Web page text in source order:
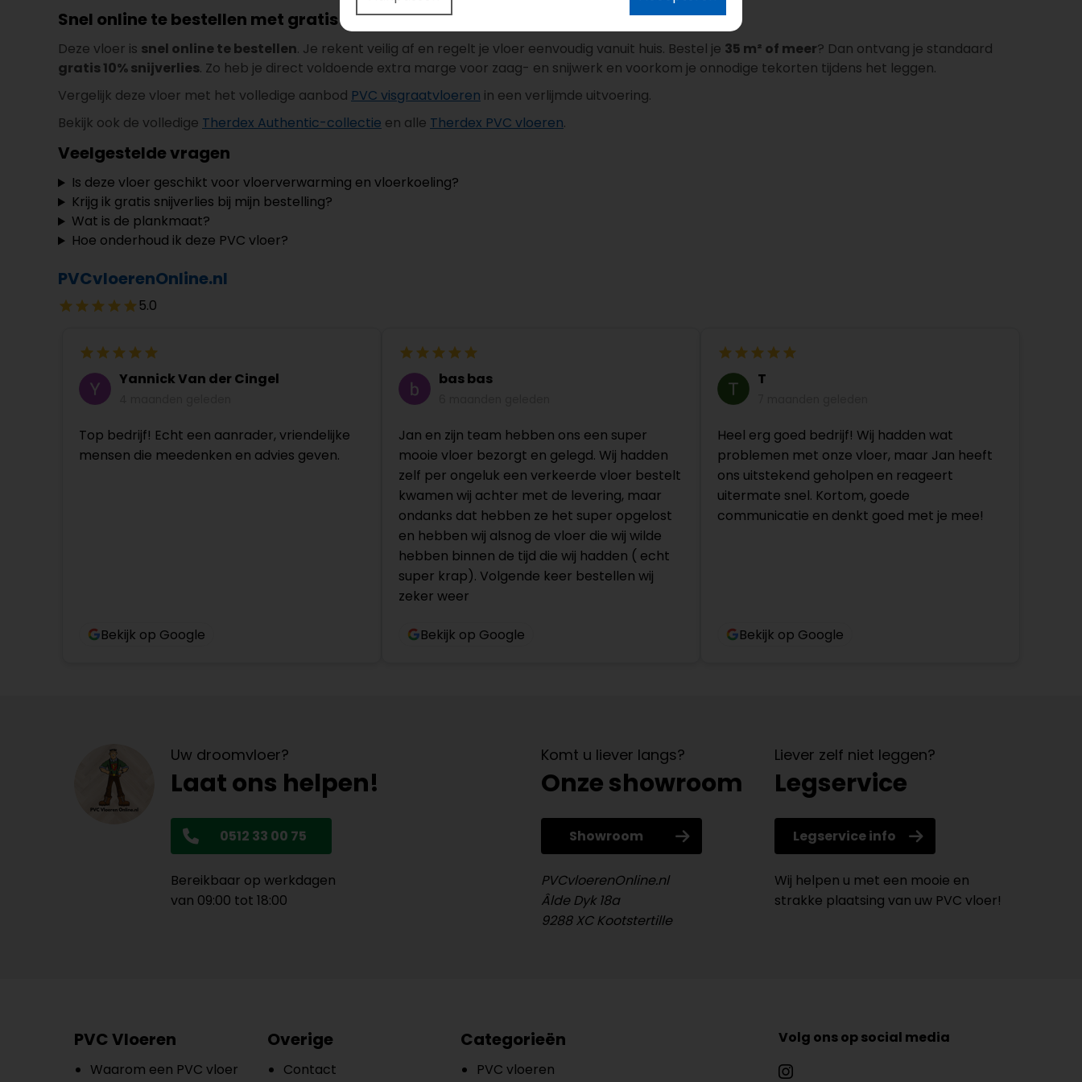
Snel online te bestellen met gratis snijverlies
Deze vloer is snel online te bestellen. Je rekent veilig af en regelt je vloer eenvoudig vanuit huis. Bestel je 35 m² of meer? Dan ontvang je standaard
gratis 10% snijverlies. Zo heb je direct voldoende extra marge voor zaag- en snijwerk en voorkom je onnodige tekorten tijdens het leggen.
Vergelijk deze vloer met het volledige aanbod PVC visgraatvloeren in een verlijmde uitvoering.
Bekijk ook de volledige Therdex Authentic-collectie en alle Therdex PVC vloeren.
Veelgestelde vragen
Is deze vloer geschikt voor vloerverwarming en vloerkoeling?
Krijg ik gratis snijverlies bij mijn bestelling?
Wat is de plankmaat?
Hoe onderhoud ik deze PVC vloer?
PVCvloerenOnline.nl
5.0
Yannick Van der Cingel
Top bedrijf! Echt een aanrader, vriendelijke
mensen die meedenken en advies geven.
Bekijk op Google
bas bas
Jan en zijn team hebben ons een super
mooie vloer bezorgt en gelegd. Wij hadden
zelf per ongeluk een verkeerde vloer bestelt
kwamen wij achter met de levering, maar
ondanks dat hebben ze het super opgelost
en hebben wij alsnog de vloer die wij wilde
hebben binnen de tijd die wij hadden ( echt
super krap). Volgende keer bestellen wij
zeker weer
Bekijk op Google
T
Heel erg goed bedrijf! Wij hadden wat
problemen met onze vloer, maar Jan heeft
ons uitstekend geholpen en reageert
uitermate snel. Kortom, goede
communicatie en denkt goed met je mee!
Bekijk op Google
Uw droomvloer?
Laat ons helpen!
0512 33 00 75
Bereikbaar op werkdagen
van 09:00 tot 18:00
Komt u liever langs?
Onze showroom
Showroom
PVCvloerenOnline.nl
Âlde Dyk 18a
9288 XC Kootstertille
Liever zelf niet leggen?
Legservice
Legservice info
Wij helpen u met een mooie en
strakke plaatsing van uw PVC vloer!
PVC Vloeren
Waarom een PVC vloer
Overige
Contact
Categorieën
PVC vloeren
Volg ons op social media